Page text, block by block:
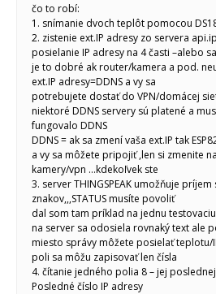
čo to robí:
1. snímanie dvoch teplôt pomocou
2. zistenie ext.IP adresy zo servera
posielanie IP adresy na 4 časti –alebo
je to dobré ak router/kamera a pod.
ext.IP adresy=DDNS a vy sa
potrebujete dostať do VPN/domácej
niektoré DDNS servery sú platené a
fungovalo DDNS
DDNS = ak sa zmení vaša ext.IP tak
a vy sa môžete pripojiť ,len si zmenite
kamery/vpn …kdekoľvek ste
3. server THINGSPEAK umožňuje
znakov,,,STATUS musíte povoliť
dal som tam príklad na jednu
na server sa odosiela rovnaký text ale
miesto správy môžete posielať teplotu/
poli sa môžu zapisovať len čísla
4. čítanie jedného polia 8 – jej
Posledné číslo IP adresy